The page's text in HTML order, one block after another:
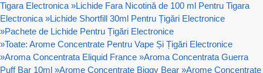
Tigara Electronica »Lichide Fara Nicotină de 100 ml Pentru Tigara
Electronica »Lichide Shortfill 30ml Pentru Țigări Electronice
»Pachete de Lichide Pentru Țigări Electronice
»Toate: Arome Concentrate Pentru Vape Și Țigări Electronice
»Aroma Concentrata Eliquid France »Aroma Concentrata Guerra
Puff Bar 10ml »Arome Concentrate Biggy Bear »Arome Concentrate